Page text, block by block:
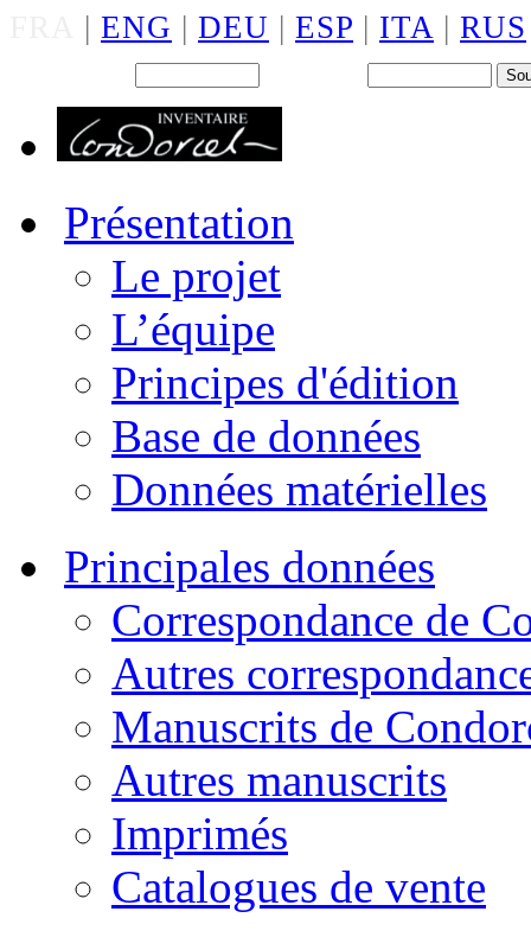
| ENG | DEU | ESP | ITA | RUS
Présentation
Le projet
L’équipe
Principes d'édition
Base de données
Données matérielles
Principales données
Correspondance de
Autres
Manuscrits de
Autres manuscrits
Imprimés
Catalogues de vente